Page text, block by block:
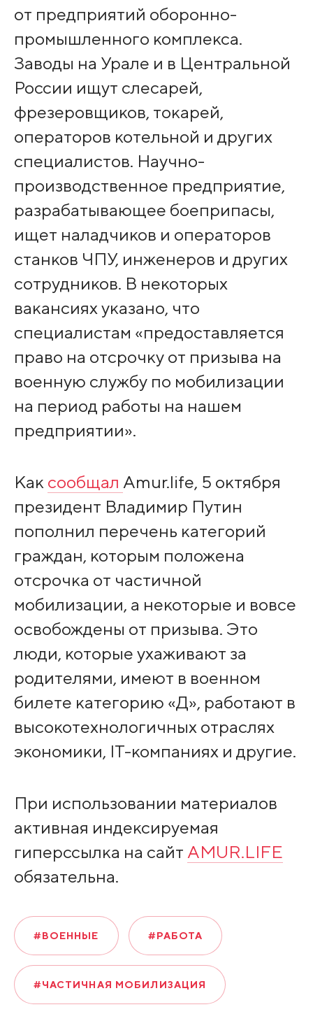
от предприятий оборонно-
промышленного комплекса.
Заводы на Урале и в Центральной
России ищут слесарей,
фрезеровщиков, токарей,
операторов котельной и других
специалистов. Научно-
производственное предприятие,
разрабатывающее боеприпасы,
ищет наладчиков и операторов
станков ЧПУ, инженеров и других
сотрудников. В некоторых
вакансиях указано, что
специалистам «предоставляется
право на отсрочку от призыва на
военную службу по мобилизации
на период работы на нашем
предприятии».
Как сообщал Amur.life, 5 октября
президент Владимир Путин
пополнил перечень категорий
граждан, которым положена
отсрочка от частичной
мобилизации, а некоторые и вовсе
освобождены от призыва. Это
люди, которые ухаживают за
родителями, имеют в военном
билете категорию «Д», работают в
высокотехнологичных отраслях
экономики, IT-компаниях и другие.
При использовании материалов
активная индексируемая
гиперссылка на сайт AMUR.LIFE
обязательна.
#ВОЕННЫЕ #РАБОТА
#ЧАСТИЧНАЯ МОБИЛИЗАЦИЯ